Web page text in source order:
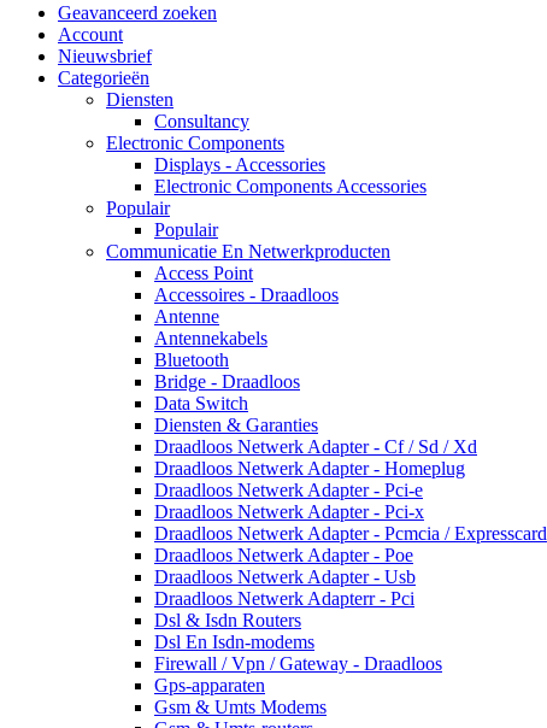
Geavanceerd zoeken
Account
Nieuwsbrief
Categorieën
Diensten
Consultancy
Electronic Components
Displays - Accessories
Electronic Components Accessories
Populair
Populair
Communicatie En Netwerkproducten
Access Point
Accessoires - Draadloos
Antenne
Antennekabels
Bluetooth
Bridge - Draadloos
Data Switch
Diensten & Garanties
Draadloos Netwerk Adapter - Cf / Sd / Xd
Draadloos Netwerk Adapter - Homeplug
Draadloos Netwerk Adapter - Pci-e
Draadloos Netwerk Adapter - Pci-x
Draadloos Netwerk Adapter - Pcmcia / Expresscard
Draadloos Netwerk Adapter - Poe
Draadloos Netwerk Adapter - Usb
Draadloos Netwerk Adapterr - Pci
Dsl & Isdn Routers
Dsl En Isdn-modems
Firewall / Vpn / Gateway - Draadloos
Gps-apparaten
Gsm & Umts Modems